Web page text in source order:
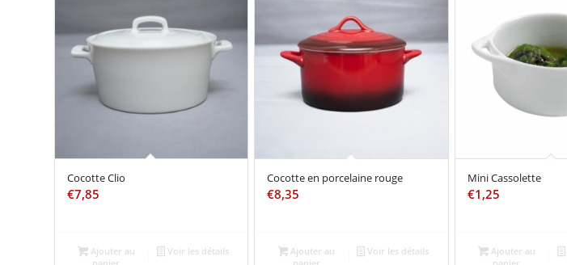
Cocotte Clio
€7,85
Ajouter au
Voir les détails
Cocotte en porcelaine rouge
€8,35
Ajouter au
Voir les détails
Mini Cassolette
€1,25
Ajouter au